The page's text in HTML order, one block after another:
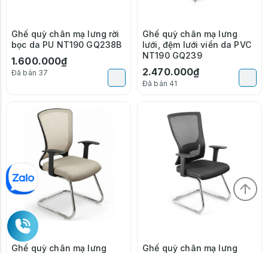
Ghế quỳ chân mạ lưng rời
bọc da PU NT190 GQ238B
1.600.000₫
Đã bán 37
Ghế quỳ chân mạ lưng
lưới, đệm lưới viền da PVC
NT190 GQ239
2.470.000₫
Đã bán 41
Ghế quỳ chân mạ lưng Ghế quỳ chân mạ lưng